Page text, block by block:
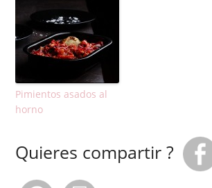
Pimientos asados al
horno
Quieres compartir ?